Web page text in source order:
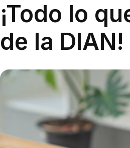
¡Todo lo
de la DIAN!